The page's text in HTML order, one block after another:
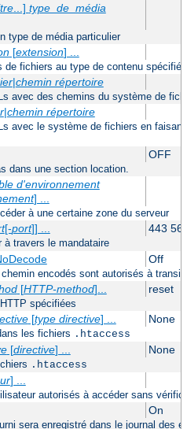
...] type_de_média
type de média particulier
[extension] ...
fichiers au type de contenu spécifié
|chemin répertoire
avec des chemins du système de
|chemin répertoire
avec le système de fichiers en
OFF
dans une section location.
d'environnement
] ...
à une certaine zone du serveur
[-port]] ... 443
à travers le mandataire
Off
encodés sont autorisés à
[HTTP-method]... reset
spécifiées
[type directive] ... None
les fichiers .htaccess
[directive] ... None
.htaccess
] ...
autorisés à accéder sans
On
sera enregistré dans le journal des